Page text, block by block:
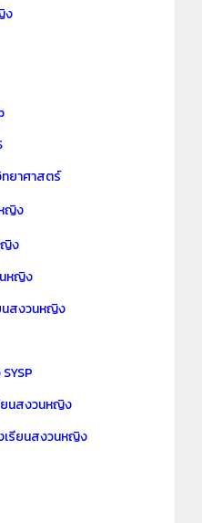
ง
ทยาศาสตร์
ญิง
ญิง
นหญิง
นสงวนหญิง
ยนสงวนหญิง
เรียนสงวนหญิง